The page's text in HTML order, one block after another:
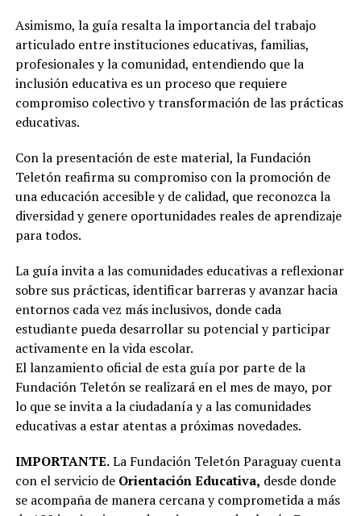
Asimismo, la guía resalta la importancia del trabajo
articulado entre instituciones educativas, familias,
profesionales y la comunidad, entendiendo que la
inclusión educativa es un proceso que requiere
compromiso colectivo y transformación de las prácticas
educativas.
Con la presentación de este material, la Fundación
Teletón reafirma su compromiso con la promoción de
una educación accesible y de calidad, que reconozca la
diversidad y genere oportunidades reales de aprendizaje
para todos.
La guía invita a las comunidades educativas a reflexionar
sobre sus prácticas, identificar barreras y avanzar hacia
entornos cada vez más inclusivos, donde cada
estudiante pueda desarrollar su potencial y participar
activamente en la vida escolar.
El lanzamiento oficial de esta guía por parte de la
Fundación Teletón se realizará en el mes de mayo, por
lo que se invita a la ciudadanía y a las comunidades
educativas a estar atentas a próximas novedades.
IMPORTANTE.La Fundación Teletón Paraguay cuenta
con el servicio de Orientación Educativa, desde donde
se acompaña de manera cercana y comprometida a más